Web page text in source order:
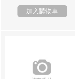
加入購物車